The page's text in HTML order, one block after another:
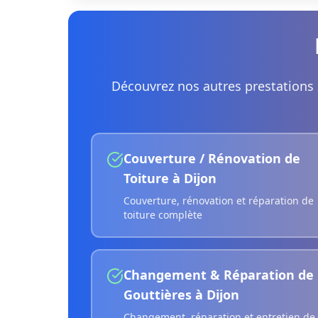
Découvrez nos autres
Couverture / Rénovation de
Toiture à Dijon
Couverture, rénovation et réparation de
toiture complète
Changement & Réparation de
Gouttières à Dijon